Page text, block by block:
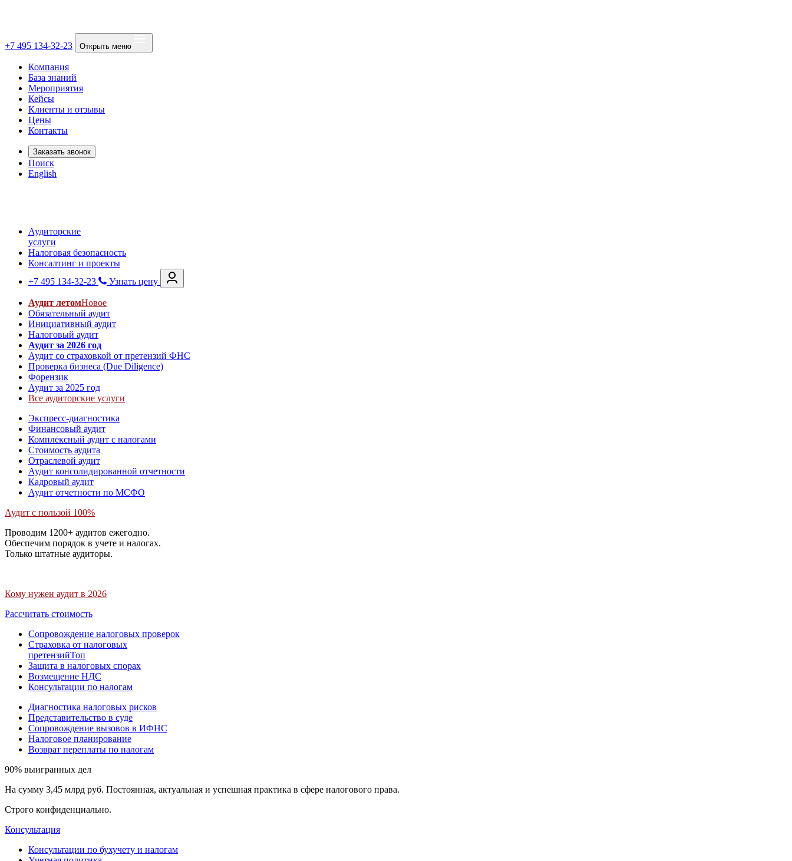
+7 495 134-32-23 Открыть меню
Компания
База знаний
Мероприятия
Кейсы
Клиенты и отзывы
Цены
Контакты
Заказать звонок
Поиск
English
Аудиторские
услуги
Налоговая безопасность
Консалтинг и проекты
+7 495 134-32-23
Узнать цену
Аудит летомНовое
Обязательный аудит
Инициативный аудит
Налоговый аудит
Аудит за 2026 год
Аудит со страховкой от претензий ФНС
Проверка бизнеса (Due Diligence)
Форензик
Аудит за 2025 год
Все аудиторские услуги
Экспресс-диагностика
Финансовый аудит
Комплексный аудит с налогами
Стоимость аудита
Отраслевой аудит
Аудит консолидированной отчетности
Кадровый аудит
Аудит отчетности по МСФО
Аудит с пользой 100%
Проводим 1200+ аудитов ежегодно.
Обеспечим порядок в учете и налогах.
Только штатные аудиторы.
Кому нужен аудит в 2026
Рассчитать стоимость
Сопровождение налоговых проверок
Страховка от налоговых
претензийТоп
Защита в налоговых спорах
Возмещение НДС
Консультации по налогам
Диагностика налоговых рисков
Представительство в суде
Сопровождение вызовов в ИФНС
Налоговое планирование
Возврат переплаты по налогам
90% выигранных дел
На сумму 3,45 млрд руб. Постоянная, актуальная и успешная практика в сфере налогового права.
Строго конфиденциально.
Консультация
Консультации по бухучету и налогам